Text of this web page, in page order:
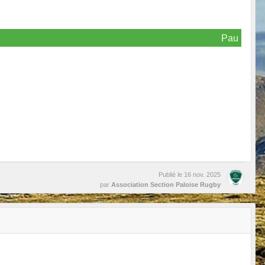
Pau
Publié le 16 nov. 2025
par Association Section Paloise Rugby